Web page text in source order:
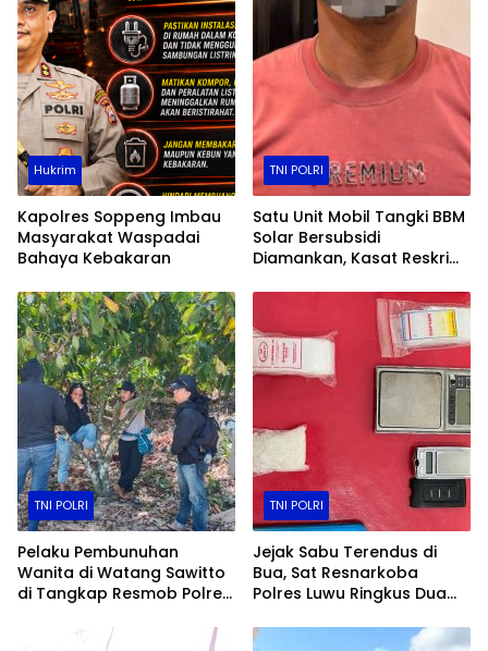
Hukrim
Kapolres Soppeng Imbau
Masyarakat Waspadai
Bahaya Kebakaran
TNI POLRI
Satu Unit Mobil Tangki BBM
Solar Bersubsidi
Diamankan, Kasat Reskrim
Hukum Berjalan
TNI POLRI
Pelaku Pembunuhan
Wanita di Watang Sawitto
di Tangkap Resmob Polres
TNI POLRI
Jejak Sabu Terendus di
Bua, Sat Resnarkoba
Polres Luwu Ringkus Dua